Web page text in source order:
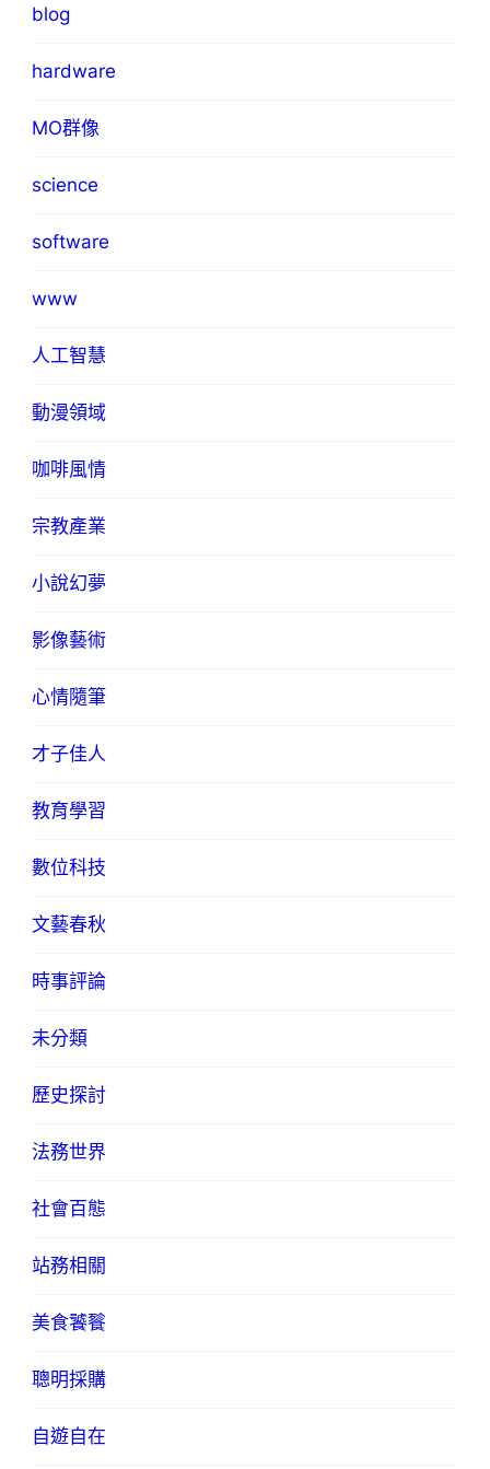
blog
hardware
MO群像
science
software
www
人工智慧
動漫領域
咖啡風情
宗教產業
小說幻夢
影像藝術
心情隨筆
才子佳人
教育學習
數位科技
文藝春秋
時事評論
未分類
歷史探討
法務世界
社會百態
站務相關
美食饕餮
聰明採購
自遊自在